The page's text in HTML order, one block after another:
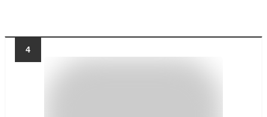
4